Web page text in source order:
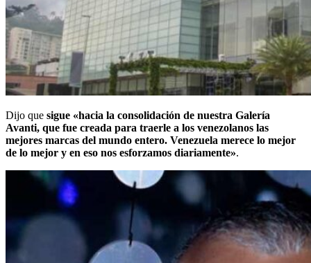
Dijo que sigue «hacia la consolidación de nuestra Galería
Avanti, que fue creada para traerle a los venezolanos las
mejores marcas del mundo entero. Venezuela merece lo mejor
de lo mejor y en eso nos esforzamos diariamente».